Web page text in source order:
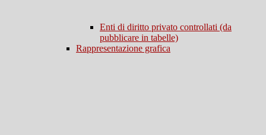
Enti di diritto privato controllati (da
pubblicare in tabelle)
Rappresentazione grafica